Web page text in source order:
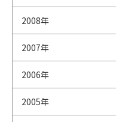
2008年
2007年
2006年
2005年